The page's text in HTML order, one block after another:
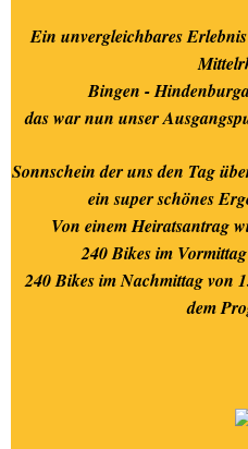
Ein unvergleichbares
Bingen -
das war nun unser
Sonnschein der uns den Tag
ein super schönes
Von einem Heiratsantrag
240 Bikes im
240 Bikes im Nachmittag von
dem